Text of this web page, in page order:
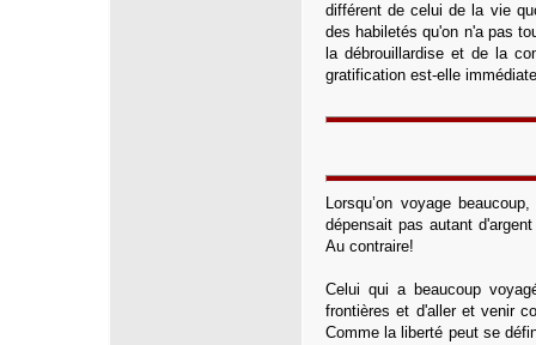
différent de celui de la vie
des habiletés qu'on n'a pas
la débrouillardise et de la
gratification est-elle
Lorsqu’on voyage
dépensait pas autant
Au contraire!
Celui qui a beaucoup
frontières et d'aller et venir
Comme la liberté peut se